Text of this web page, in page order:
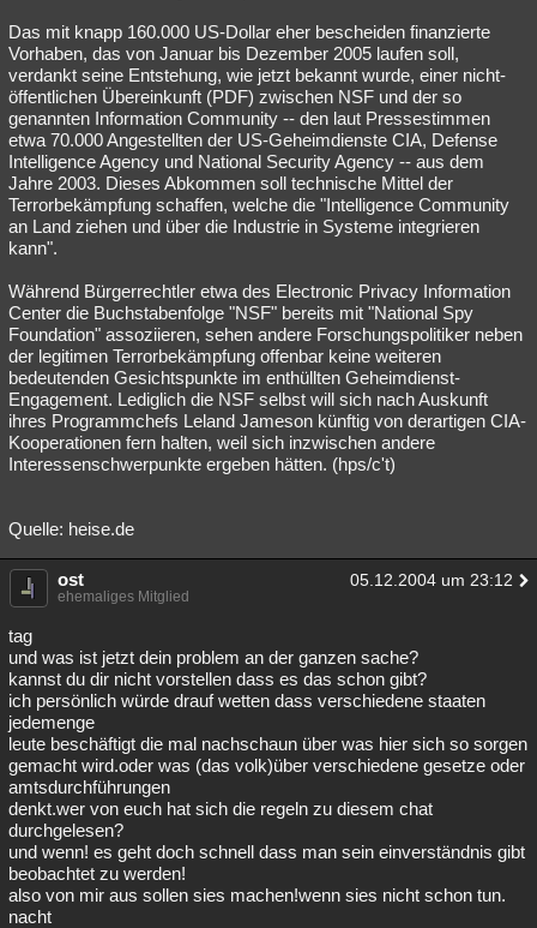
Das mit knapp 160.000 US-Dollar eher bescheiden finanzierte
Vorhaben, das von Januar bis Dezember 2005 laufen soll,
verdankt seine Entstehung, wie jetzt bekannt wurde, einer nicht-
öffentlichen Übereinkunft (PDF) zwischen NSF und der so
genannten Information Community -- den laut Pressestimmen
etwa 70.000 Angestellten der US-Geheimdienste CIA, Defense
Intelligence Agency und National Security Agency -- aus dem
Jahre 2003. Dieses Abkommen soll technische Mittel der
Terrorbekämpfung schaffen, welche die "Intelligence Community
an Land ziehen und über die Industrie in Systeme integrieren
kann".
Während Bürgerrechtler etwa des Electronic Privacy Information
Center die Buchstabenfolge "NSF" bereits mit "National Spy
Foundation" assoziieren, sehen andere Forschungspolitiker neben
der legitimen Terrorbekämpfung offenbar keine weiteren
bedeutenden Gesichtspunkte im enthüllten Geheimdienst-
Engagement. Lediglich die NSF selbst will sich nach Auskunft
ihres Programmchefs Leland Jameson künftig von derartigen CIA-
Kooperationen fern halten, weil sich inzwischen andere
Interessenschwerpunkte ergeben hätten. (hps/c't)
Quelle: heise.de
ost 05.12.2004 um 23:12
ehemaliges Mitglied
tag
und was ist jetzt dein problem an der ganzen sache?
kannst du dir nicht vorstellen dass es das schon gibt?
ich persönlich würde drauf wetten dass verschiedene staaten
jedemenge
leute beschäftigt die mal nachschaun über was hier sich so sorgen
gemacht wird.oder was (das volk)über verschiedene gesetze oder
amtsdurchführungen
denkt.wer von euch hat sich die regeln zu diesem chat
durchgelesen?
und wenn! es geht doch schnell dass man sein einverständnis gibt
beobachtet zu werden!
also von mir aus sollen sies machen!wenn sies nicht schon tun.
nacht